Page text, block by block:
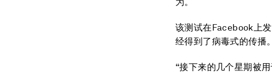
该测试在Facebook上
经得到了病毒式的传播。
“接下来的几个星期被